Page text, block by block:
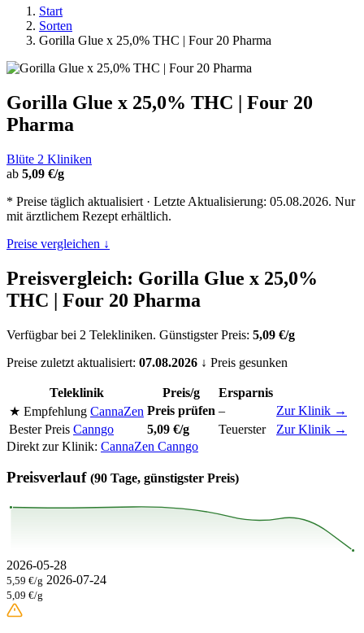
Start
Sorten
Gorilla Glue x 25,0% THC | Four 20 Pharma
Gorilla Glue x 25,0% THC | Four 20
Pharma
Blüte 2 Kliniken
ab 5,09 €/g
* Preise täglich aktualisiert · Letzte Aktualisierung: 05.08.2026. Nur
mit ärztlichem Rezept erhältlich.
Preise vergleichen ↓
Preisvergleich: Gorilla Glue x 25,0%
THC | Four 20 Pharma
Verfügbar bei 2 Telekliniken. Günstigster Preis: 5,09 €/g
Preise zuletzt aktualisiert: 07.08.2026 ↓ Preis gesunken
Teleklinik Preis/g
Ersparnis
★ Empfehlung CannaZen Preis prüfen –
Zur Klinik →
Bester Preis Canngo 5,09 €/g Teuerster
Zur Klinik →
Direkt zur Klinik: CannaZen Canngo
Preisverlauf (90 Tage, günstigster Preis)
2026-05-28
5,59 €/g 2026-07-24
5,09 €/g